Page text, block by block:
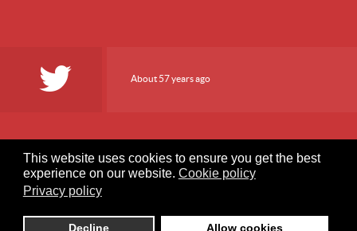
This website uses cookies to ensure you get the best
experience on our website. Cookie policy
Privacy policy
Decline Allow cookies
About 57 years ago
User Artikel einreichen Kontaktformular